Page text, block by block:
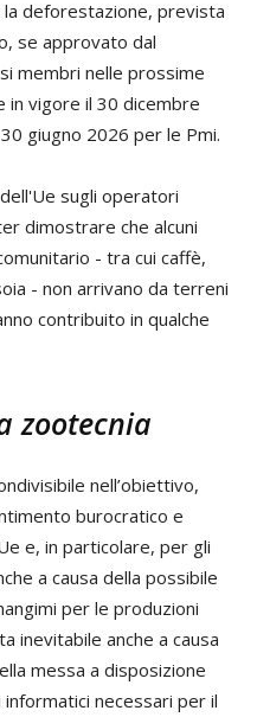
deforestazione, prevista
se approvato dal
membri nelle prossime
vigore il 30 dicembre
giugno 2026 per le Pmi.
sugli operatori
dimostrare che alcuni
- tra cui caffè,
- non arrivano da terreni
contribuito in qualche
zootecnia
nell’obiettivo,
burocratico e
e, in particolare, per gli
a causa della possibile
per le produzioni
inevitabile anche a causa
messa a disposizione
necessari per il